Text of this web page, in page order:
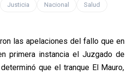
Justicia Nacional Salud
las apelaciones del fallo que en
primera instancia el Juzgado de
que el tranque El Mauro,